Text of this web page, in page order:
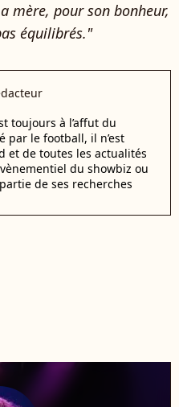
mère, pour son bonheur,
équilibrés."
toujours à l’affut du
par le football, il n’est
et de toutes les actualités
du showbiz ou
de ses recherches